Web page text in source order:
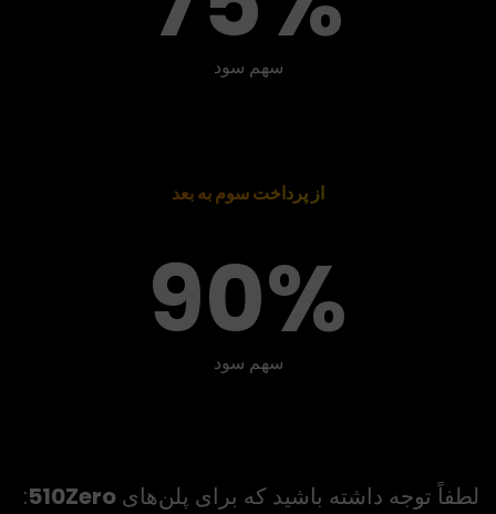
سهم سود
از پرداخت سوم به بعد
90%
سهم سود
لطفاً توجه داشته باشید که برای پلن‌های 510Zero
: